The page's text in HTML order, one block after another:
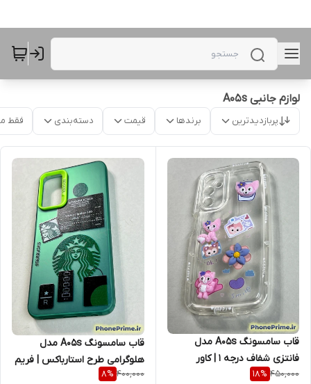
لوازم جانبی A05s
پربازدیدترین برندها قیمت دسته‌بندی فقط
قاب سامسونگ A05s مدل
فانتزی شفاف درجه ۱ | کاور
عروسکی برجسته با بدنه
450,000
18%
قاب سامسونگ A05s مدل
هلوگرامی طرح استارباکس | فریم
400,000
8%